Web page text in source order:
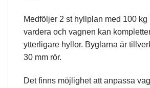
Medföljer 2 st hyllplan med 100 kg
vardera och vagnen kan
ytterligare hyllor. Byglarna är
30 mm rör.
Det finns möjlighet att anpassa
erbjudanden.